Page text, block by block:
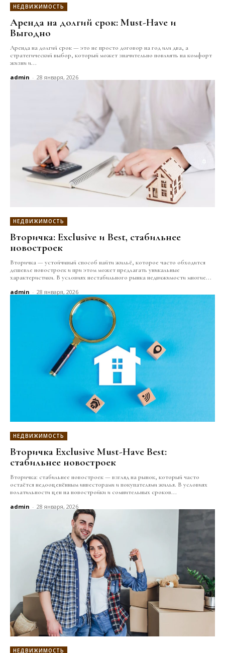
НЕДВИЖИМОСТЬ
Аренда на долгий срок: Must-Have и
Выгодно
Аренда на долгий срок — это не просто договор на год или два, а
стратегический выбор, который может значительно повлиять на комфорт
жизни и...
admin - 28 января, 2026
НЕДВИЖИМОСТЬ
Вторичка: Exclusive и Best, стабильнее
новостроек
Вторичка — устойчивый способ найти жильё, которое часто обходится
дешевле новостроек и при этом может предлагать уникальные
характеристики. В условиях нестабильного рынка недвижимости многие...
admin - 28 января, 2026
НЕДВИЖИМОСТЬ
Вторичка Exclusive Must-Have Best:
стабильнее новостроек
Вторичка: стабильнее новостроек — взгляд на рынок, который часто
остаётся недооценённым инвесторами и покупателями жилья. В условиях
волатильности цен на новостройки и сомнительных сроков...
admin - 28 января, 2026
НЕДВИЖИМОСТЬ